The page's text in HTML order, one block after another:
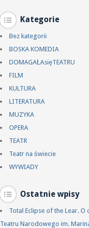
Kategorie
Bez kategorii
BOSKA KOMEDIA
DOMAGAŁAsięTEATRU
FILM
KULTURA
LITERATURA
MUZYKA
OPERA
TEATR
Teatr na świecie
WYWIADY
Ostatnie wpisy
Total Eclipse of the Lear. O
Teatru Narodowego im.